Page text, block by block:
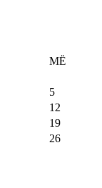
MË
5
12
19
26